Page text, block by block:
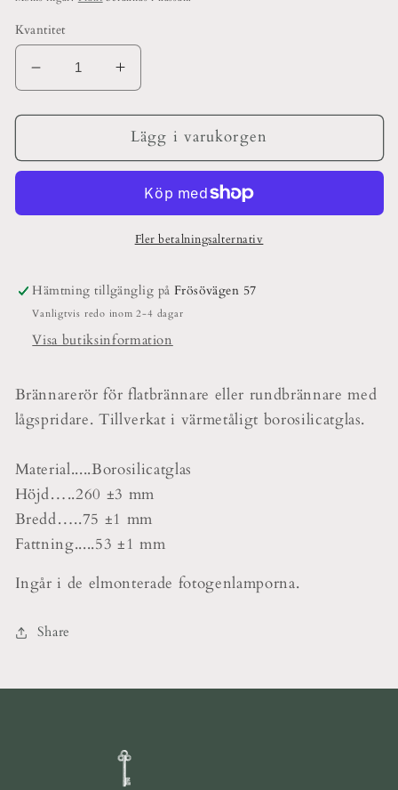
Kvantitet
Minska
kvantitet
för
15&quot;
Öka
kvantitet
för
Brännarerör
15&quot;
53mm
Lägg i varukorgen
Fler betalningsalternativ
Hämtning tillgänglig på Frösövägen 57
Vanligtvis redo inom 2-4 dagar
Visa butiksinformation
Brännarerör för flatbrännare eller rundbrännare med
lågspridare. Tillverkat i värmetåligt borosilicatglas.
Material.....Borosilicatglas
Höjd…..260 ±3 mm
Bredd…..75 ±1 mm
Fattning.....53 ±1 mm
Ingår i de elmonterade fotogenlamporna.
Share